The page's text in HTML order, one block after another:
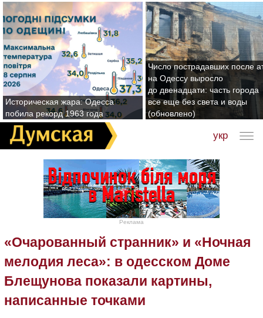
Историческая жара: Одесса
побила рекорд 1963 года
Число пострадавших после
на Одессу выросло
до двенадцати: часть города
все еще без света и воды
(обновлено)
укр
Реклама
«Очарованный странник» и «Ночная
мелодия леса»: в одесском Доме
Блещунова показали картины,
написанные точками